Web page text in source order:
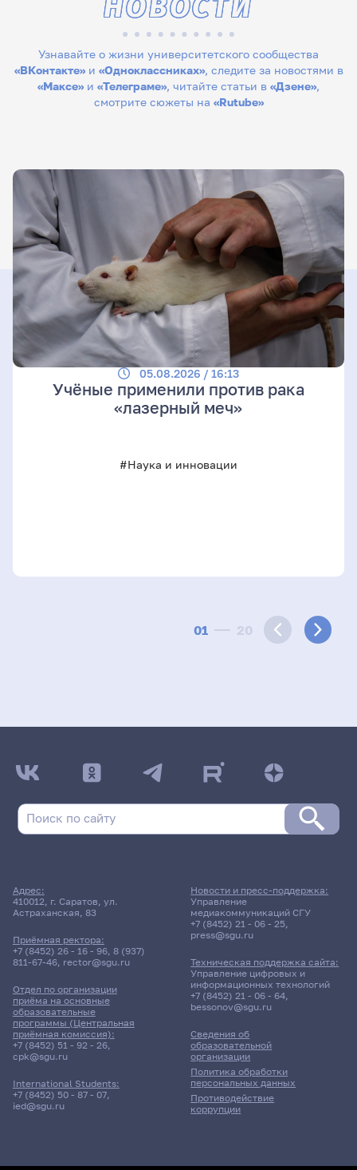
Узнавайте о жизни университетского сообщества
«ВКонтакте»и «Одноклассниках», следите за новостями в
«Максе» и «Телеграме», читайте статьи в «Дзене»,
смотрите сюжеты на «Rutube»
01 20
05.08.2026 / 16:13
Учёные применили против рака
«лазерный меч»
#Наука и инновации
Адрес:
410012, г. Саратов, ул.
Астраханская, 83
Приёмная ректора:
+7 (8452) 26 - 16 - 96, 8 (937)
811-67-46, rector@sgu.ru
Отдел по организации
приёма на основные
образовательные
программы (Центральная
приёмная комиссия):
+7 (8452) 51 - 92 - 26,
cpk@sgu.ru
International Students:
+7 (8452) 50 - 87 - 07,
ied@sgu.ru
Сведения об
образовательной
организации
Политика обработки
персональных данных
Противодействие
коррупции
Новости и пресс-поддержка:
Управление
медиакоммуникаций СГУ
+7 (8452) 21 - 06 - 25,
press@sgu.ru
Техническая поддержка сайта:
Управление цифровых и
информационных технологий
+7 (8452) 21 - 06 - 64,
bessonov@sgu.ru